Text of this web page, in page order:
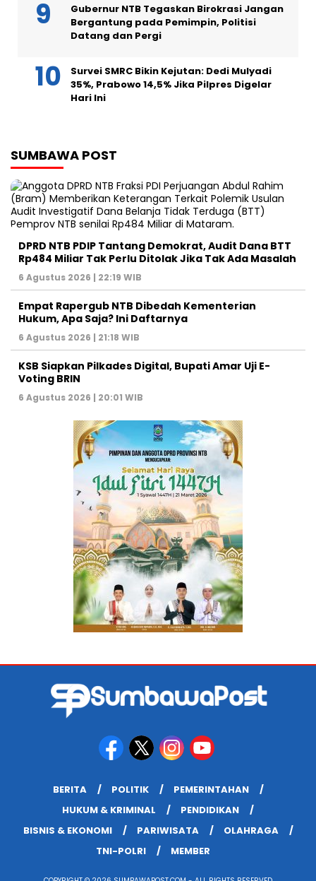
Gubernur NTB Tegaskan Birokrasi Jangan
Bergantung pada Pemimpin, Politisi
Datang dan Pergi
Survei SMRC Bikin Kejutan: Dedi Mulyadi
35%, Prabowo 14,5% Jika Pilpres Digelar
Hari Ini
SUMBAWA POST
DPRD NTB PDIP Tantang Demokrat, Audit Dana BTT
Rp484 Miliar Tak Perlu Ditolak Jika Tak Ada Masalah
6 Agustus 2026 | 22:19 WIB
Empat Rapergub NTB Dibedah Kementerian
Hukum, Apa Saja? Ini Daftarnya
6 Agustus 2026 | 21:18 WIB
KSB Siapkan Pilkades Digital, Bupati Amar Uji E-
Voting BRIN
6 Agustus 2026 | 20:01 WIB
BERITA POLITIK
PEMERINTAHAN
HUKUM & KRIMINAL
PENDIDIKAN
BISNIS & EKONOMI
PARIWISATA
OLAHRAGA
TNI-POLRI
MEMBER